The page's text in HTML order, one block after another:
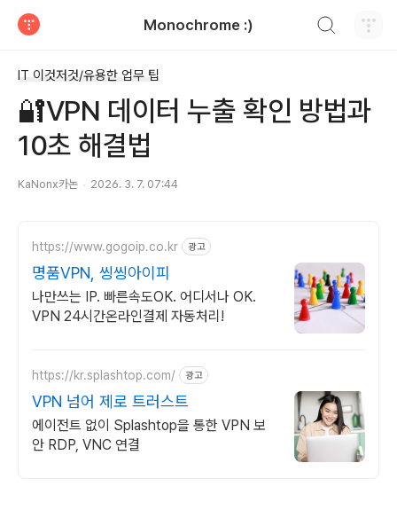
Monochrome :)
IT 이것저것/유용한 업무 팁
🔐VPN 데이터 누출 확인 방법과
10초 해결법
KaNonx카논 2026. 3. 7. 07:44
https://www.gogoip.co.kr 광고
명품VPN, 씽씽아이피
나만쓰는 IP. 빠른속도OK. 어디서나 OK.
VPN 24시간온라인결제 자동처리!
https://kr.splashtop.com/ 광고
VPN 넘어 제로 트러스트
에이전트 없이 Splashtop을 통한 VPN 보
안 RDP, VNC 연결